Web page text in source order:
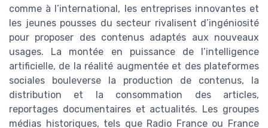
comme à l’international, les entreprises innovantes et
les jeunes pousses du secteur rivalisent d’ingéniosité
pour proposer des contenus adaptés aux nouveaux
usages. La montée en puissance de l’intelligence
artificielle, de la réalité augmentée et des plateformes
sociales bouleverse la production de contenus, la
distribution et la consommation des articles,
reportages documentaires et actualités. Les groupes
médias historiques, tels que Radio France ou France